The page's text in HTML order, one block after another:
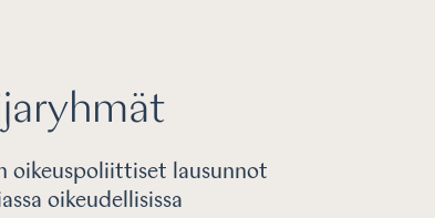
oikeuspoliittiset lausunnot
oikeudellisissa